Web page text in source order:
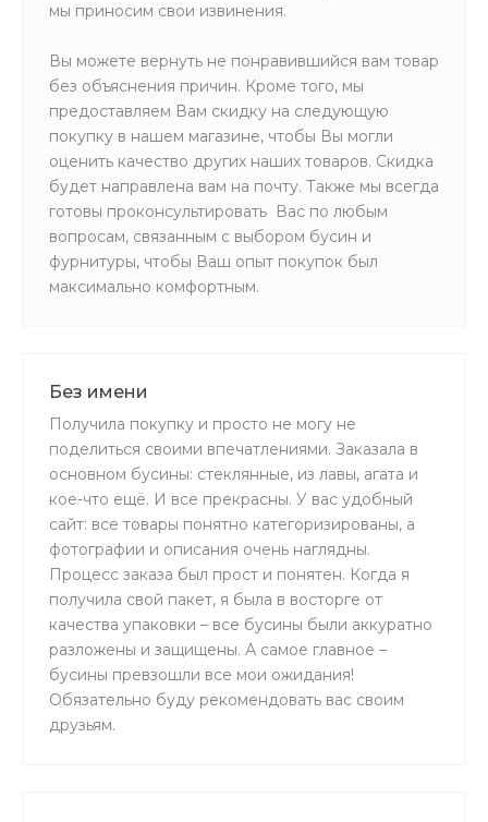
мы приносим свои извинения.
Вы можете вернуть не понравившийся вам товар
без объяснения причин. Кроме того, мы
предоставляем Вам скидку на следующую
покупку в нашем магазине, чтобы Вы могли
оценить качество других наших товаров. Скидка
будет направлена вам на почту. Также мы всегда
готовы проконсультировать Вас по любым
вопросам, связанным с выбором бусин и
фурнитуры, чтобы Ваш опыт покупок был
максимально комфортным.
Без имени
Получила покупку и просто не могу не
поделиться своими впечатлениями. Заказала в
основном бусины: стеклянные, из лавы, агата и
кое-что ещё. И все прекрасны. У вас удобный
сайт: все товары понятно категоризированы, а
фотографии и описания очень наглядны.
Процесс заказа был прост и понятен. Когда я
получила свой пакет, я была в восторге от
качества упаковки – все бусины были аккуратно
разложены и защищены. А самое главное –
бусины превзошли все мои ожидания!
Обязательно буду рекомендовать вас своим
друзьям.